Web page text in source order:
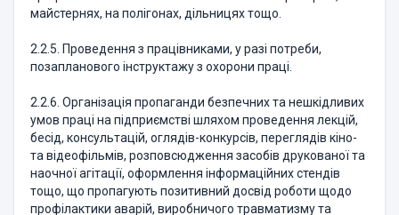
майстернях, на полігонах, дільницях тощо.
2.2.5. Проведення з працівниками, у разі потреби,
позапланового інструктажу з охорони праці.
2.2.6. Організація пропаганди безпечних та нешкідливих
умов праці на підприємстві шляхом проведення лекцій,
бесід, консультацій, оглядів-конкурсів, переглядів кіно-
та відеофільмів, розповсюдження засобів друкованої та
наочної агітації, оформлення інформаційних стендів
тощо, що пропагують позитивний досвід роботи щодо
профілактики аварій, виробничого травматизму та